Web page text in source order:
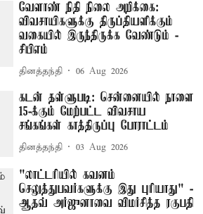
வேளாண் நிதி நிலை அறிக்கை:
விவசாயிகளுக்கு திருப்தியளிக்கும்
வகையில் இருந்திருக்க வேண்டும் -
சிபிஎம்
தினத்தந்தி 06 Aug 2026
கடன் தள்ளுபடி: சென்னையில் நாளை
15-க்கும் மேற்பட்ட விவசாய
சங்கங்கள் காத்திருப்பு போராட்டம்
தினத்தந்தி 03 Aug 2026
"லாட்டரியில் கவனம்
செலுத்துபவர்களுக்கு இது புரியாது" -
ஆதவ் அர்ஜுனாவை விமர்சித்த ரகுபதி